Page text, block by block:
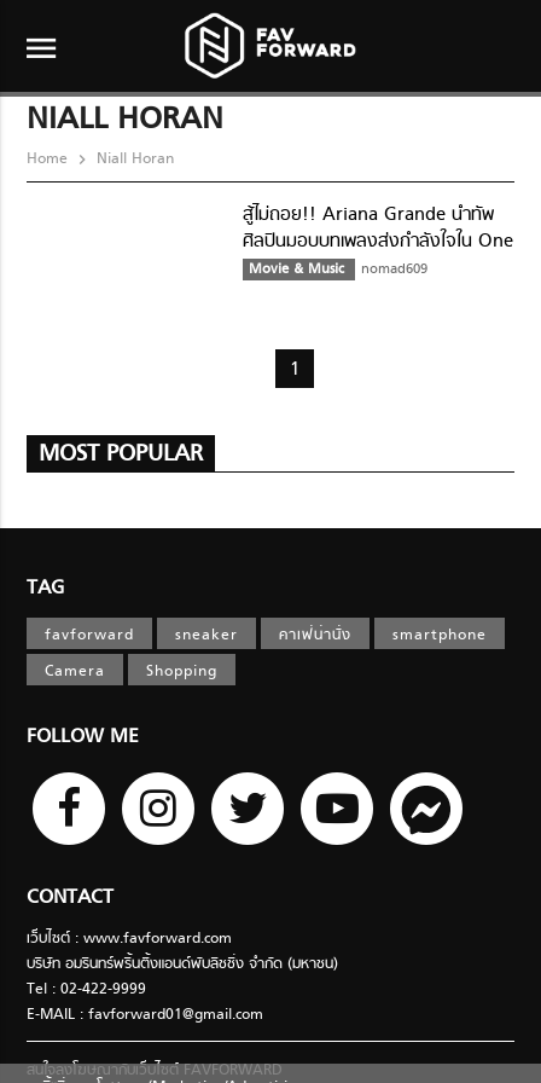
menu
NIALL HORAN
Home Niall Horan
สู้ไม่ถอย!! Ariana Grande นำทัพ
ศิลปินมอบบทเพลงส่งกำลังใจใน One
Love Manchester
Movie & Music nomad609
1
MOST POPULAR
TAG
favforward sneaker คาเฟ่น่านั่ง
smartphone
Camera
Shopping
FOLLOW ME
CONTACT
เว็บไซต์ : www.favforward.com
บริษัท อมรินทร์พริ้นติ้งแอนด์พับลิชชิ่ง จำกัด (มหาชน)
Tel : 02-422-9999
E-MAIL :favforward01@gmail.com
สนใจลงโฆษณากับเว็บไซต์ FAVFORWARD